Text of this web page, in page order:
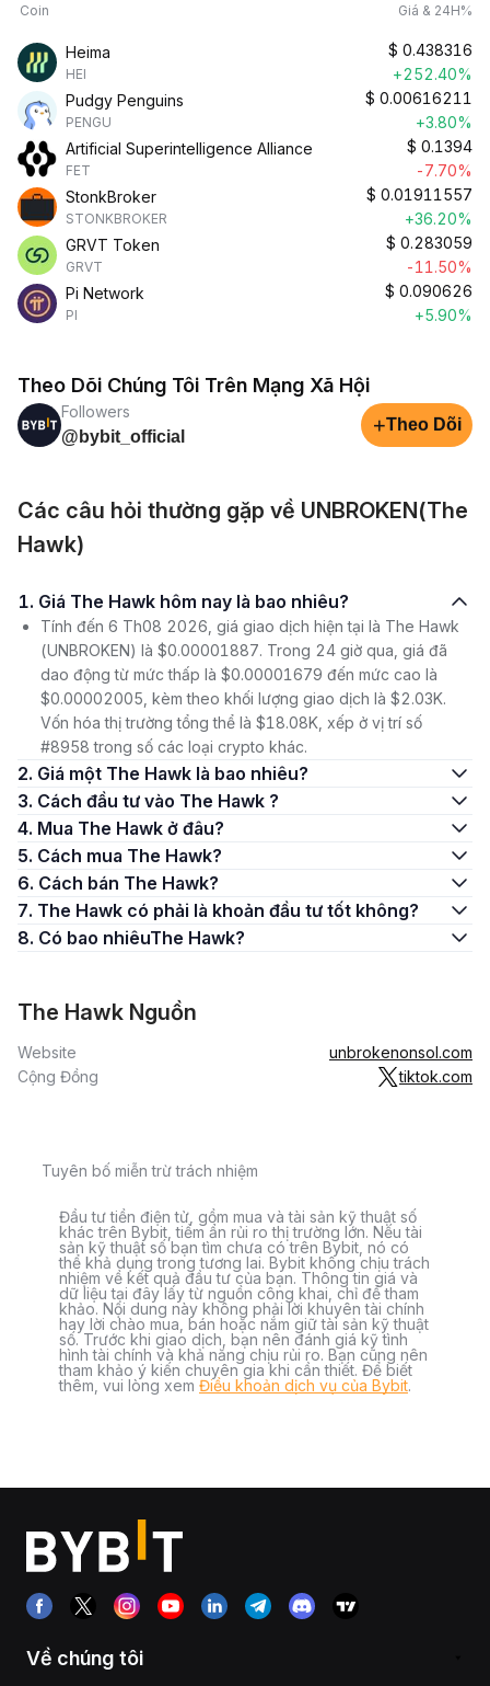
Coin Giá & 24H%
Heima
HEI
$ 0.438316
+252.40%
Pudgy Penguins
PENGU
$ 0.00616211
+3.80%
Artificial Superintelligence Alliance
FET
$ 0.1394
-7.70%
StonkBroker
STONKBROKER
$ 0.01911557
+36.20%
GRVT Token
GRVT
$ 0.283059
-11.50%
Pi Network
PI
$ 0.090626
+5.90%
Theo Dõi Chúng Tôi Trên Mạng Xã Hội
Followers
@bybit_official
+Theo Dõi
Các câu hỏi thường gặp về UNBROKEN(The
Hawk)
1. Giá The Hawk hôm nay là bao nhiêu?
Tính đến 6 Th08 2026, giá giao dịch hiện tại là The Hawk
(UNBROKEN) là $0.00001887. Trong 24 giờ qua, giá đã
dao động từ mức thấp là $0.00001679 đến mức cao là
$0.00002005, kèm theo khối lượng giao dịch là $2.03K.
Vốn hóa thị trường tổng thể là $18.08K, xếp ở vị trí số
#8958 trong số các loại crypto khác.
2. Giá một The Hawk là bao nhiêu?
3. Cách đầu tư vào The Hawk ?
4. Mua The Hawk ở đâu?
5. Cách mua The Hawk?
6. Cách bán The Hawk?
7. The Hawk có phải là khoản đầu tư tốt không?
8. Có bao nhiêuThe Hawk?
The Hawk Nguồn
Website
unbrokenonsol.com
Cộng Đồng
tiktok.com
Tuyên bố miễn trừ trách nhiệm
Đầu tư tiền điện tử, gồm mua và tài sản kỹ thuật số
khác trên Bybit, tiềm ẩn rủi ro thị trường lớn. Nếu tài
sản kỹ thuật số bạn tìm chưa có trên Bybit, nó có
thể khả dụng trong tương lai. Bybit không chịu trách
nhiệm về kết quả đầu tư của bạn. Thông tin giá và
dữ liệu tại đây lấy từ nguồn công khai, chỉ để tham
khảo. Nội dung này không phải lời khuyên tài chính
hay lời chào mua, bán hoặc nắm giữ tài sản kỹ thuật
số. Trước khi giao dịch, bạn nên đánh giá kỹ tình
hình tài chính và khả năng chịu rủi ro. Bạn cũng nên
tham khảo ý kiến chuyên gia khi cần thiết. Để biết
thêm, vui lòng xem Điều khoản dịch vụ của Bybit.
Về chúng tôi